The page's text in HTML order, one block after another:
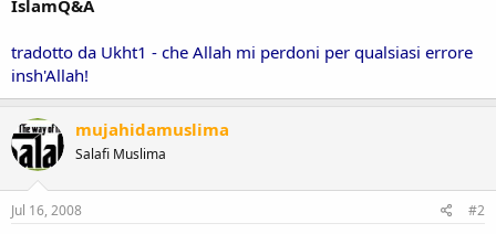
IslamQ&A
tradotto da Ukht1 - che Allah mi perdoni per qualsiasi errore
insh'Allah!
mujahidamuslima
Salafi Muslima
Jul 16, 2008 #2